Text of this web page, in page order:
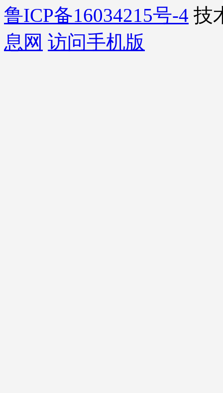
鲁ICP备16034215号-4 技
息网 访问手机版